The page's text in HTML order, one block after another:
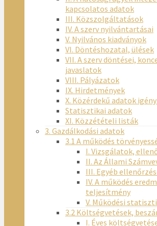
kapcsolatos adatok
III. Közszolgáltatások
IV. A szerv nyilvántartásai
V. Nyilvános kiadványok
VI. Döntéshozatal, ülések
VII. A szerv döntései,
javaslatok
VIII. Pályázatok
IX. Hirdetmények
X. Közérdekű adatok
Statisztikai adatok
XI. Közzétételi listák
3. Gazdálkodási adatok
3.1 A működés
I. Vizsgálatok,
II. Az Állami
III. Egyéb
IV. A működés
teljesítmény
V. Működési
3.2 Költségvetések,
I. Éves